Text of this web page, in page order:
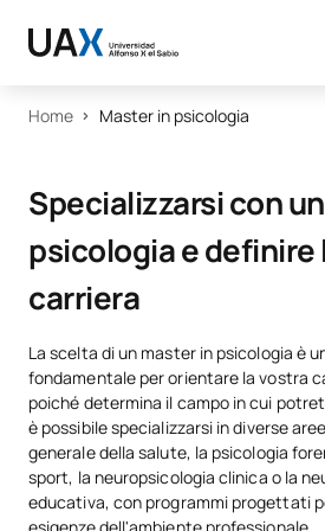
Home Master in psicologia
Specializzarsi con
psicologia e definire
carriera
La scelta di un master in psicologia è
fondamentale per orientare la vostra
poiché determina il campo in cui
è possibile specializzarsi in diverse
generale della salute, la psicologia
sport, la neuropsicologia clinica o la
educativa, con programmi progettati